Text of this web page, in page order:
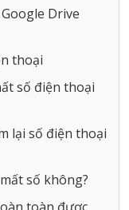
Drive
thoại
số điện thoại
lại số điện thoại
số không?